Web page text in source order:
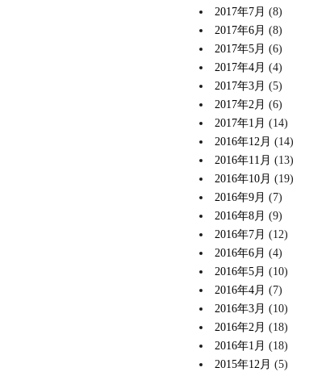
2017年7月 (8)
2017年6月 (8)
2017年5月 (6)
2017年4月 (4)
2017年3月 (5)
2017年2月 (6)
2017年1月 (14)
2016年12月 (14)
2016年11月 (13)
2016年10月 (19)
2016年9月 (7)
2016年8月 (9)
2016年7月 (12)
2016年6月 (4)
2016年5月 (10)
2016年4月 (7)
2016年3月 (10)
2016年2月 (18)
2016年1月 (18)
2015年12月 (5)